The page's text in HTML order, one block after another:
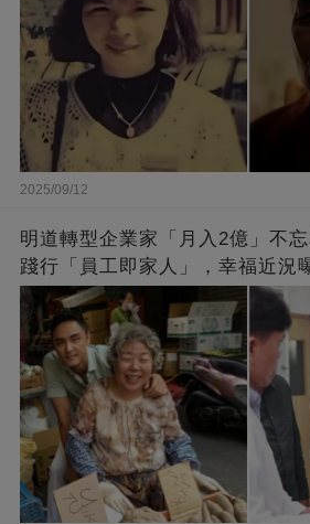
2025/09/12
明道轉型企業家「月入2億」不
踐行「員工即家人」，幸福近況
闆的福報